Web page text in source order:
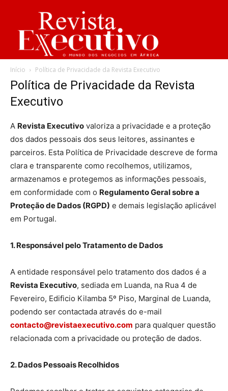
Início Política de Privacidade da Revista Executivo
Política de Privacidade da Revista
Executivo
A Revista Executivo valoriza a privacidade e a proteção
dos dados pessoais dos seus leitores, assinantes e
parceiros. Esta Política de Privacidade descreve de forma
clara e transparente como recolhemos, utilizamos,
armazenamos e protegemos as informações pessoais,
em conformidade com o Regulamento Geral sobre a
Proteção de Dados (RGPD) e demais legislação aplicável
em Portugal.
1. Responsável pelo Tratamento de Dados
A entidade responsável pelo tratamento dos dados é a
Revista Executivo, sediada em Luanda, na Rua 4 de
Fevereiro, Edificio Kilamba 5º Piso, Marginal de Luanda,
podendo ser contactada através do e-mail
contacto@revistaexecutivo.com para qualquer questão
relacionada com a privacidade ou proteção de dados.
2. Dados Pessoais Recolhidos